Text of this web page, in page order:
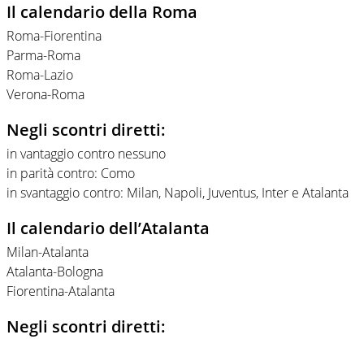
Il calendario della Roma
Roma-Fiorentina
Parma-Roma
Roma-Lazio
Verona-Roma
Negli scontri diretti:
in vantaggio contro nessuno
in parità contro: Como
in svantaggio contro: Milan, Napoli, Juventus, Inter e Atalanta
Il calendario dell’Atalanta
Milan-Atalanta
Atalanta-Bologna
Fiorentina-Atalanta
Negli scontri diretti: